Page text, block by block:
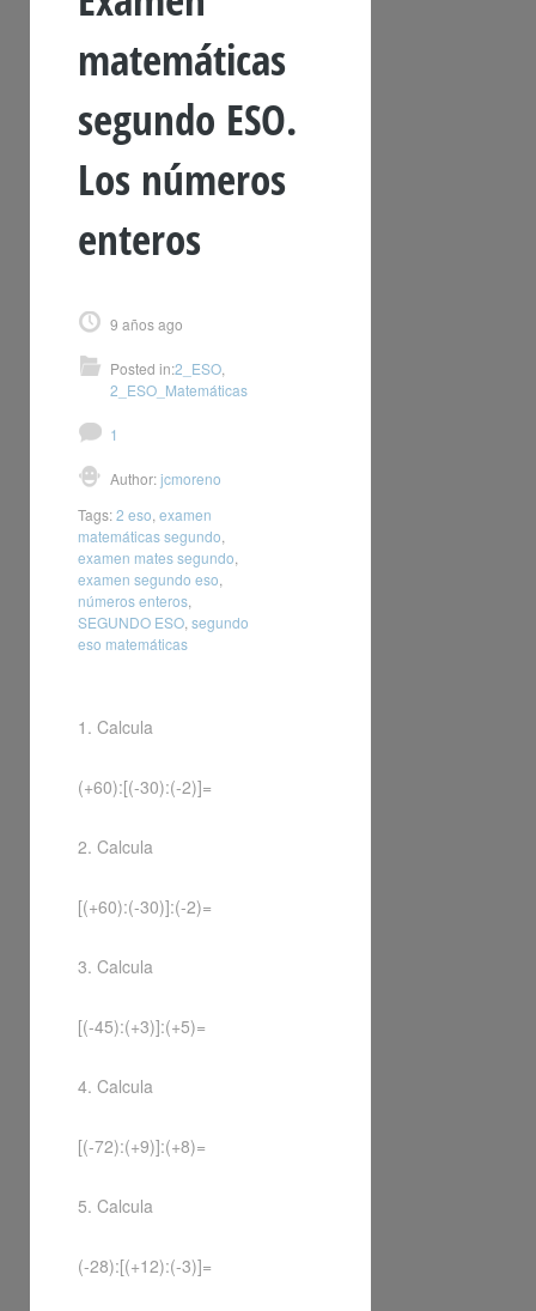
matemáticas
segundo ESO.
Los números
enteros
9 años ago
Posted in:2_ESO
2_ESO_Matemáticas
1
Author:jcmoreno
Tags:2 eso examen
matemáticas segundo
examen mates segundo
examen segundo eso
números enteros
SEGUNDO ESO segundo
eso matemáticas
1. Calcula
(+60):[(-30):(-2)]=
2. Calcula
[(+60):(-30)]:(-2)=
3. Calcula
[(-45):(+3)]:(+5)=
4. Calcula
[(-72):(+9)]:(+8)=
5. Calcula
(-28):[(+12):(-3)]=